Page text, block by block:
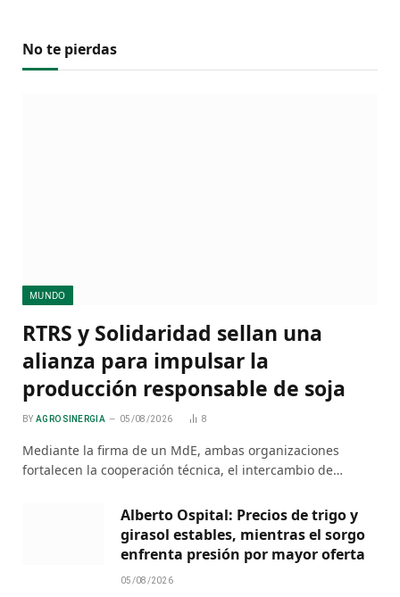
No te pierdas
MUNDO
RTRS y Solidaridad sellan una
alianza para impulsar la
producción responsable de soja
BY AGRO SINERGIA 05/08/2026 8
Mediante la firma de un MdE, ambas organizaciones
fortalecen la cooperación técnica, el intercambio de…
Alberto Ospital: Precios de trigo y
girasol estables, mientras el sorgo
enfrenta presión por mayor oferta
05/08/2026